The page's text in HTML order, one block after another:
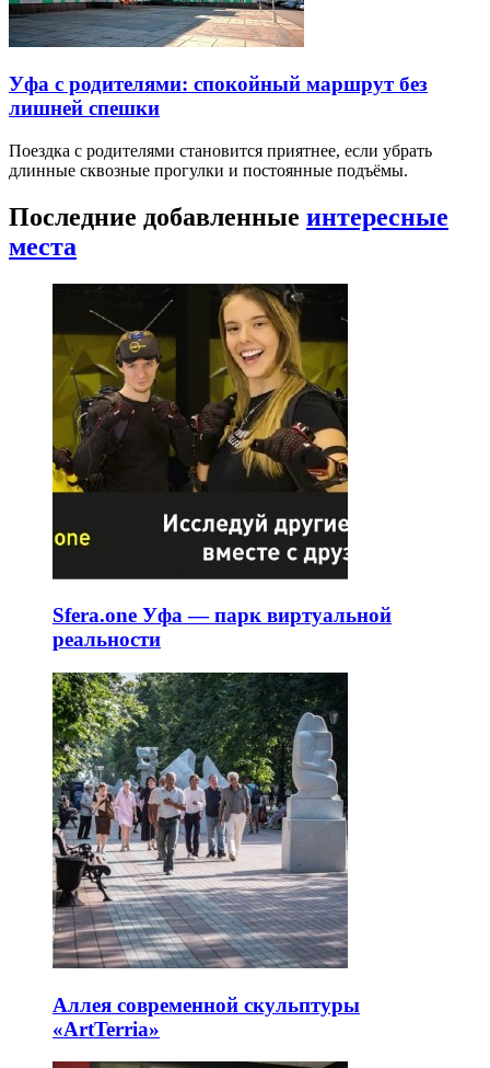
Уфа с родителями: спокойный маршрут без
лишней спешки
Поездка с родителями становится приятнее, если убрать
длинные сквозные прогулки и постоянные подъёмы.
Последние добавленные интересные
места
Sfera.one Уфа — парк виртуальной
реальности
Аллея современной скульптуры
«ArtTerria»